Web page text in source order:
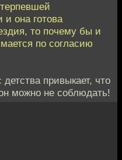
и она готова
то почему бы и
по согласию
привыкает, что
можно не соблюдать!